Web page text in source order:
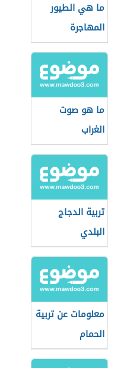
ما هي الطيور
المهاجرة
ما هو صوت
الغراب
تربية الدجاج
البلدي
معلومات عن تربية
الحمام